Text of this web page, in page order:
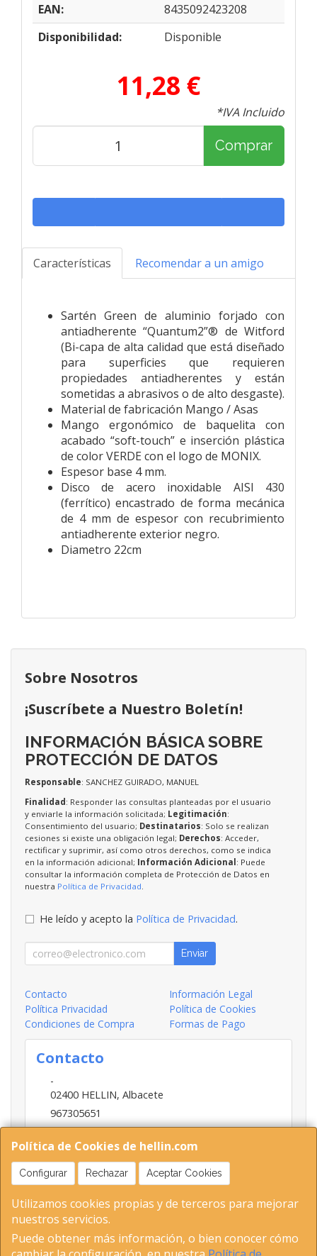
EAN:
8435092423208
Disponibilidad:
Disponible
11,28 €
*IVA Incluido
Comprar
Características Recomendar a un amigo
Sartén Green de aluminio forjado con
antiadherente “Quantum2”® de Witford
(Bi-capa de alta calidad que está diseñado
para superficies que requieren
propiedades antiadherentes y están
sometidas a abrasivos o de alto desgaste).
Material de fabricación Mango / Asas
Mango ergonómico de baquelita con
acabado “soft-touch” e inserción plástica
de color VERDE con el logo de MONIX.
Espesor base 4 mm.
Disco de acero inoxidable AISI 430
(ferrítico) encastrado de forma mecánica
de 4 mm de espesor con recubrimiento
antiadherente exterior negro.
Diametro 22cm
Política de Cookies de hellin.com
Configurar Rechazar Aceptar Cookies
Utilizamos cookies propias y de terceros para mejorar
nuestros servicios.
Puede obtener más información, o bien conocer cómo
Sobre Nosotros
¡Suscríbete a Nuestro Boletín!
INFORMACIÓN BÁSICA SOBRE
PROTECCIÓN DE DATOS
Responsable: SANCHEZ GUIRADO, MANUEL
Finalidad: Responder las consultas planteadas por el usuario
y enviarle la información solicitada; Legitimación:
Consentimiento del usuario; Destinatarios: Solo se realizan
cesiones si existe una obligación legal; Derechos: Acceder,
rectificar y suprimir, así como otros derechos, como se indica
en la información adicional; Información Adicional: Puede
consultar la información completa de Protección de Datos en
nuestra Política de Privacidad
He leído y acepto la Política de Privacidad.
Enviar
Contacto
Información Legal
Política Privacidad
Política de Cookies
Condiciones de Compra
Formas de Pago
Contacto
-
02400 HELLIN, Albacete
967305651
INFO@HELLIN.COM
Horario
09:00-13:30; 16:30-20:30